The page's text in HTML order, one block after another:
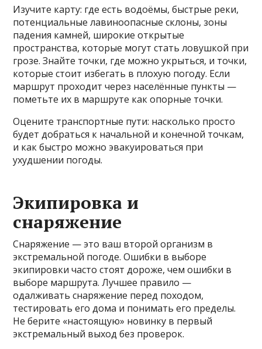
Изучите карту: где есть водоёмы, быстрые реки,
потенциальные лавиноопасные склоны, зоны
падения камней, широкие открытые
пространства, которые могут стать ловушкой при
грозе. Знайте точки, где можно укрыться, и точки,
которые стоит избегать в плохую погоду. Если
маршрут проходит через населённые пункты —
пометьте их в маршруте как опорные точки.
Оцените транспортные пути: насколько просто
будет добраться к начальной и конечной точкам,
и как быстро можно эвакуироваться при
ухудшении погоды.
Экипировка и
снаряжение
Снаряжение — это ваш второй организм в
экстремальной погоде. Ошибки в выборе
экипировки часто стоят дороже, чем ошибки в
выборе маршрута. Лучшее правило —
одалживать снаряжение перед походом,
тестировать его дома и понимать его пределы.
Не берите «настоящую» новинку в первый
экстремальный выход без проверок.